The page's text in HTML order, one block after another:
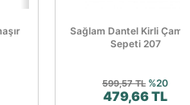
Sağlam Dantel Kirli
Sepeti 207
599,57 TL %20
479,66 TL